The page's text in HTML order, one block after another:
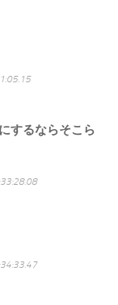
するならそこら